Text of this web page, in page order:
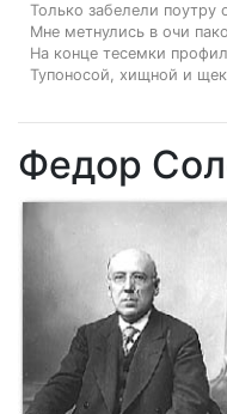
Только забелели поутру
Мне метнулись в очи
На конце тесемки
Тупоносой, хищной и
Федор